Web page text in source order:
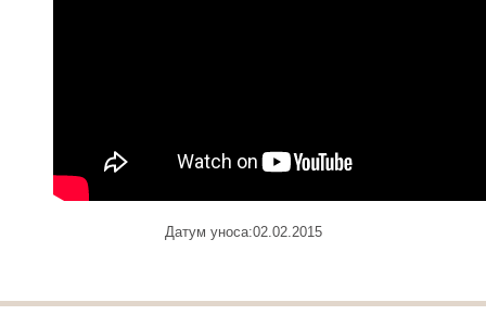
Датум уноса:02.02.2015